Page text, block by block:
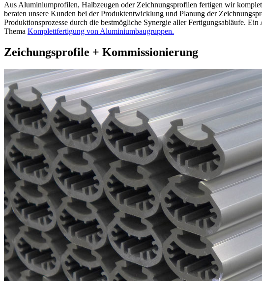
Aus Aluminiumprofilen, Halbzeugen oder Zeichnungsprofilen fertigen wir
beraten unsere Kunden bei der Produktentwicklung und Planung der
Produktionsprozesse durch die bestmögliche Synergie aller Fertigungsabläufe.
Thema Komplettfertigung von Aluminiumbaugruppen.
Zeichungsprofile + Kommissionierung